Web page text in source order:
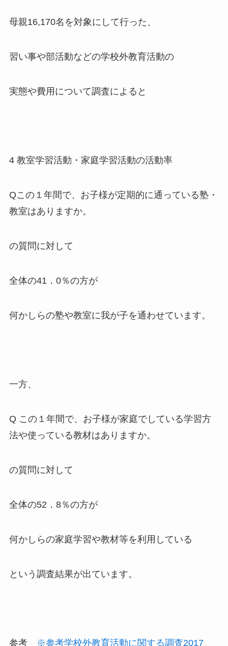
母親16,170名を対象にして行った、
習い事や部活動などの学校外教育活動の
実態や費用について調査によると
4 教室学習活動・家庭学習活動の活動率
Qこの１年間で、お子様が定期的に通っている塾・
教室はありますか。
の質問に対して
全体の41．0％の方が
何かしらの塾や教室に我が子を通わせています。
一方、
Q この１年間で、お子様が家庭でしている学習方
法や使っている教材はありますか。
の質問に対して
全体の52．8％の方が
何かしらの家庭学習や教材等を利用している
という調査結果が出ています。
参考 ※参考学校外教育活動に関する調査2017